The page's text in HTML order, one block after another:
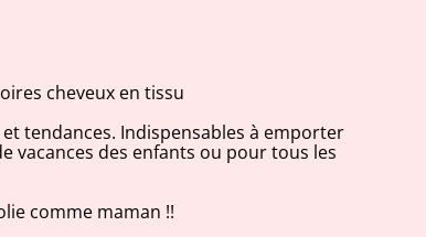
cheveux en tissu
tendances. Indispensables à emporter
vacances des enfants ou pour tous les
comme maman !!